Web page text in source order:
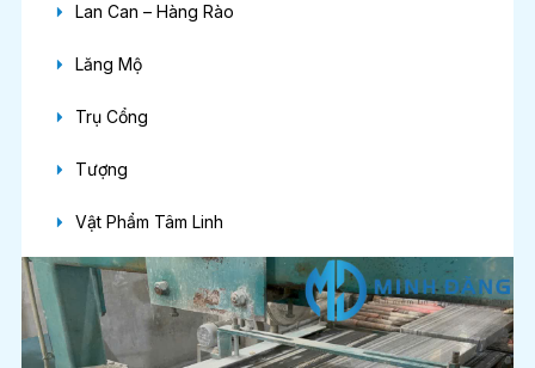
Lan Can – Hàng Rào
Lăng Mộ
Trụ Cổng
Tượng
Vật Phẩm Tâm Linh